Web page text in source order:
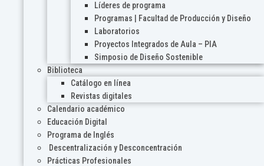
Líderes de programa
Programas | Facultad de Producción y Diseño
Laboratorios
Proyectos Integrados de Aula – PIA
Simposio de Diseño Sostenible
Biblioteca
Catálogo en línea
Revistas digitales
Calendario académico
Educación Digital
Programa de Inglés
Descentralización y Desconcentración
Prácticas Profesionales